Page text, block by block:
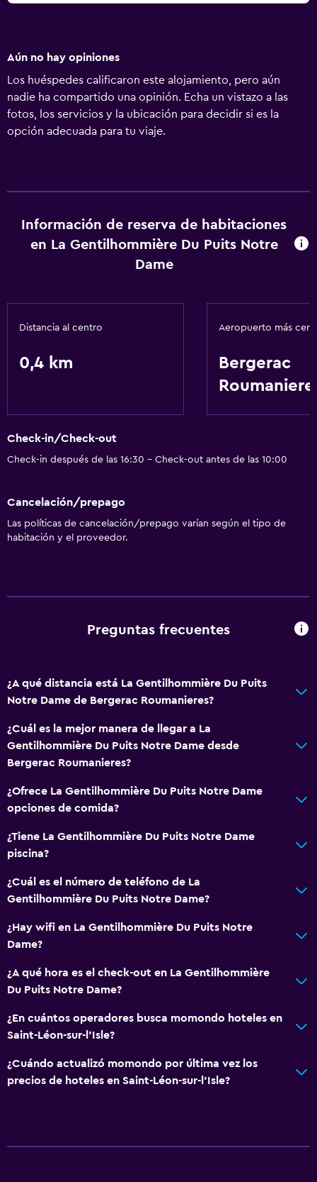
Aún no hay opiniones
Los huéspedes calificaron este alojamiento, pero aún
nadie ha compartido una opinión. Echa un vistazo a las
fotos, los servicios y la ubicación para decidir si es la
opción adecuada para tu viaje.
Información de reserva de habitaciones
en La Gentilhommière Du Puits Notre
Dame
Distancia al centro
0,4 km
Aeropuerto más
Bergerac
Check-in/Check-out
Check-in después de las 16:30 - Check-out antes de las 10:00
Cancelación/prepago
Las políticas de cancelación/prepago varían según el tipo de
habitación y el proveedor.
Preguntas frecuentes
¿A qué distancia está La Gentilhommière Du Puits
Notre Dame de Bergerac Roumanieres?
¿Cuál es la mejor manera de llegar a La
Gentilhommière Du Puits Notre Dame desde
Bergerac Roumanieres?
¿Ofrece La Gentilhommière Du Puits Notre Dame
opciones de comida?
¿Tiene La Gentilhommière Du Puits Notre Dame
piscina?
¿Cuál es el número de teléfono de La
Gentilhommière Du Puits Notre Dame?
¿Hay wifi en La Gentilhommière Du Puits Notre
Dame?
¿A qué hora es el check-out en La Gentilhommière
Du Puits Notre Dame?
¿En cuántos operadores busca momondo hoteles en
Saint-Léon-sur-l’Isle?
¿Cuándo actualizó momondo por última vez los
precios de hoteles en Saint-Léon-sur-l’Isle?